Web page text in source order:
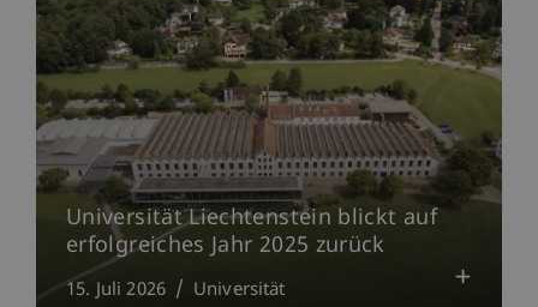
Universität Liechtenstein blickt auf
erfolgreiches Jahr 2025 zurück
15. Juli 2026 Universität